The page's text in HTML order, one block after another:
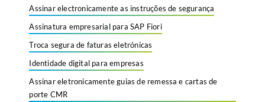
Assinar electronicamente as instruções de segurança
Assinatura empresarial para SAP Fiori
Troca segura de faturas eletrónicas
Identidade digital para empresas
Assinar eletronicamente guias de remessa e cartas de
porte CMR